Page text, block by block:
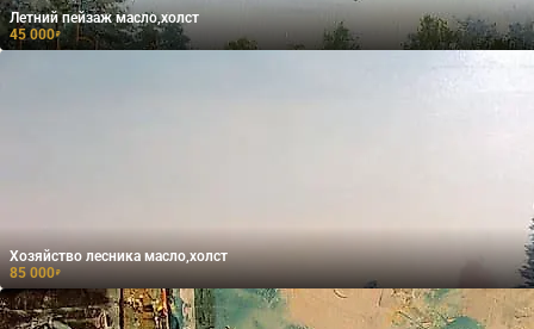
Летний пейзаж масло,холст
45 000₽
Хозяйство лесника масло,холст
85 000₽